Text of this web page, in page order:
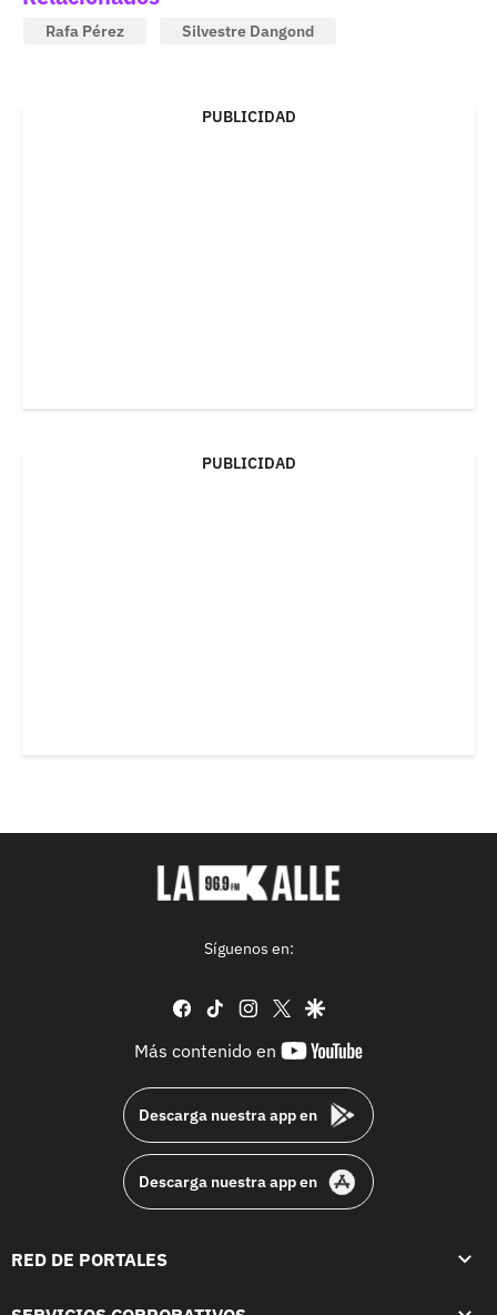
Rafa Pérez Silvestre Dangond
PUBLICIDAD
PUBLICIDAD
Síguenos en:
facebook
tiktok instagram
twittergoogle
Más contenido en
youtube-
Descarga nuestra app en
Descarga nuestra app en
RED DE PORTALES